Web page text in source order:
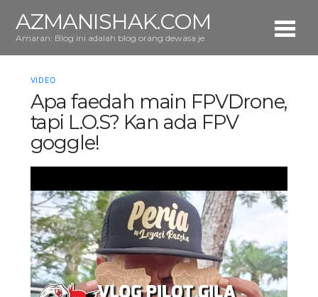
AZMANISHAK.COM
Amaran: Blog ini adalah blog orang dewasa je.
VIDEO
Apa faedah main FPVDrone,
tapi L.O.S? Kan ada FPV
goggle!